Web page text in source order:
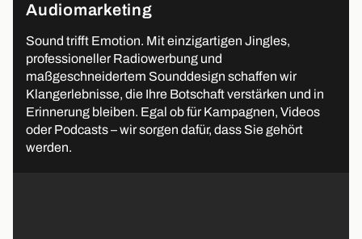
Audiomarketing
Sound trifft Emotion. Mit einzigartigen Jingles,
professioneller Radiowerbung und
maßgeschneidertem Sounddesign schaffen wir
Klangerlebnisse, die Ihre Botschaft verstärken und in
Erinnerung bleiben. Egal ob für Kampagnen, Videos
oder Podcasts – wir sorgen dafür, dass Sie gehört
werden.